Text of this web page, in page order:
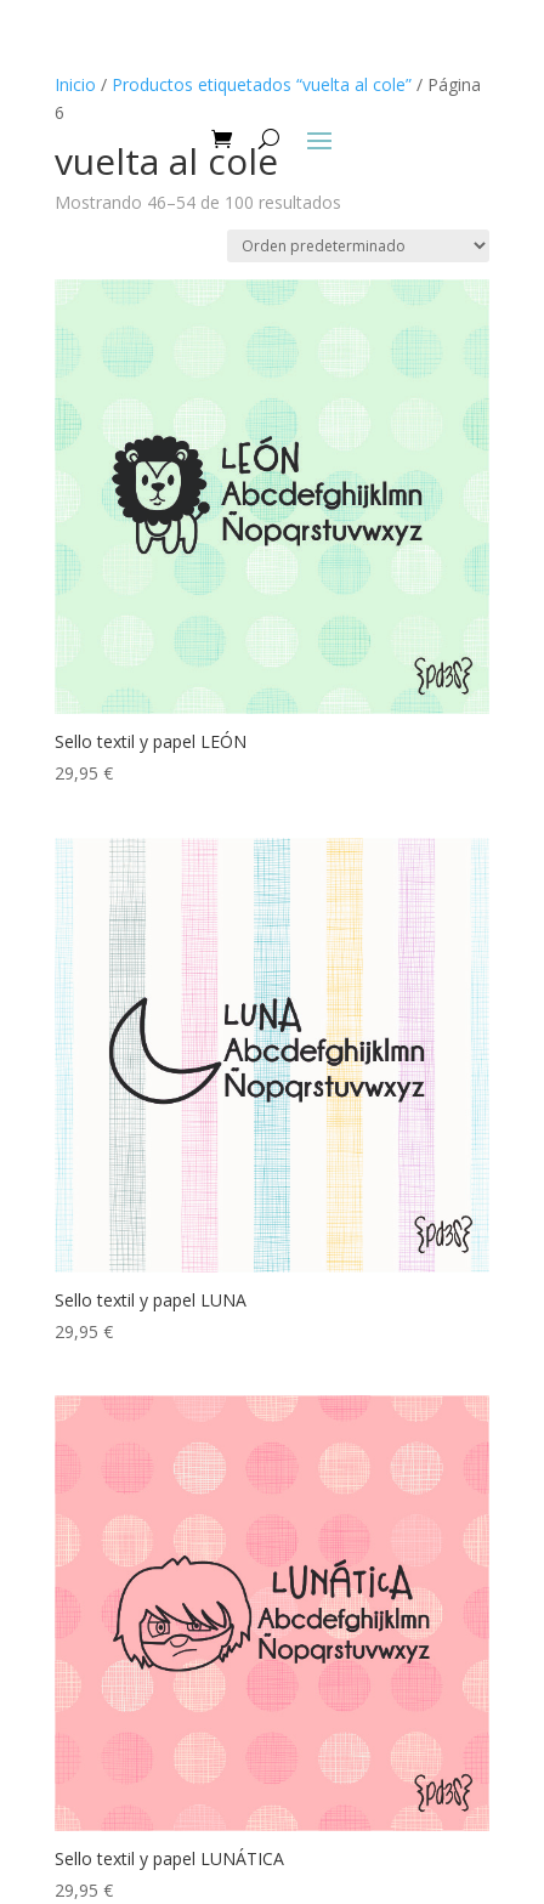
Inicio / Productos etiquetados “vuelta al cole”/ Página
6
vuelta al cole
Mostrando 46–54 de 100 resultados
Sello textil y papel LEÓN
29,95 €
Sello textil y papel LUNA
29,95 €
Sello textil y papel LUNÁTICA
29,95 €